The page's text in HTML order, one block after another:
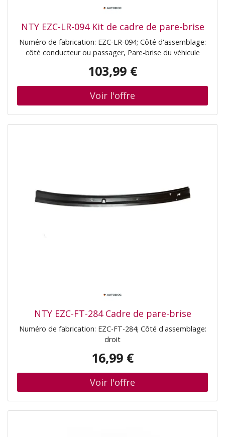
NTY EZC-LR-094 Kit de cadre de pare-brise
Numéro de fabrication: EZC-LR-094; Côté d'assemblage:
côté conducteur ou passager, Pare-brise du véhicule
103,99 €
NTY EZC-FT-284 Cadre de pare-brise
Numéro de fabrication: EZC-FT-284; Côté d'assemblage:
droit
16,99 €